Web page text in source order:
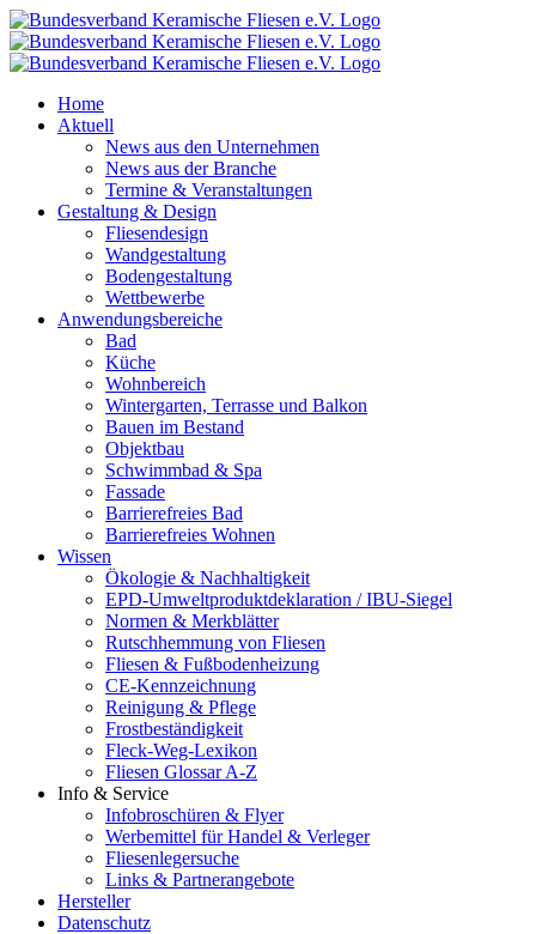
Zum
Inhalt
springen
Home
Aktuell
News aus den Unternehmen
News aus der Branche
Termine & Veranstaltungen
Gestaltung & Design
Fliesendesign
Wandgestaltung
Bodengestaltung
Wettbewerbe
Anwendungsbereiche
Bad
Küche
Wohnbereich
Wintergarten, Terrasse und Balkon
Bauen im Bestand
Objektbau
Schwimmbad & Spa
Fassade
Barrierefreies Bad
Barrierefreies Wohnen
Wissen
Ökologie & Nachhaltigkeit
EPD-Umweltproduktdeklaration / IBU-Siegel
Normen & Merkblätter
Rutschhemmung von Fliesen
Fliesen & Fußbodenheizung
CE-Kennzeichnung
Reinigung & Pflege
Frostbeständigkeit
Fleck-Weg-Lexikon
Fliesen Glossar A-Z
Info & Service
Infobroschüren & Flyer
Werbemittel für Handel & Verleger
Fliesenlegersuche
Links & Partnerangebote
Hersteller
Datenschutz